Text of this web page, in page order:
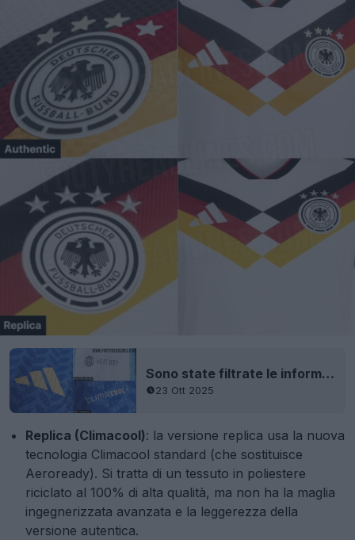
Sono state filtrate le informazioni sulla nuovissima tecnologia "Climacool/Climacool+" della maglia Adidas Authentic 2026
23 Ott 2025
Replica (Climacool): la versione replica usa la nuova
tecnologia Climacool standard (che sostituisce
Aeroready). Si tratta di un tessuto in poliestere
riciclato al 100% di alta qualità, ma non ha la maglia
ingegnerizzata avanzata e la leggerezza della
versione autentica.